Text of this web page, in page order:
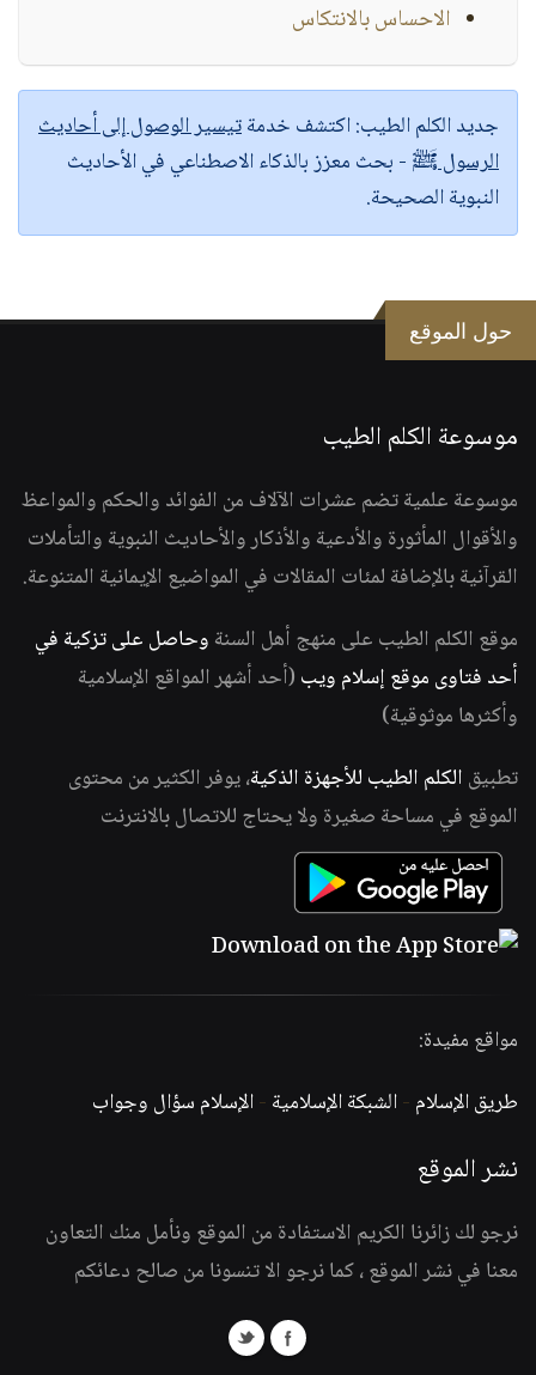
الاحساس بالانتكاس
جديد الكلم الطيب:اكتشف خدمةتيسير الوصول إلى أحاديث
الرسول ﷺ - بحث معزز بالذكاء الاصطناعي في الأحاديث
النبوية الصحيحة.
حول الموقع
موسوعة الكلم الطيب
موسوعة علمية تضم عشرات الآلاف من الفوائد والحكم والمواعظ
والأقوال المأثورة والأدعية والأذكار والأحاديث النبوية والتأملات
القرآنية بالإضافة لمئات المقالات في المواضيع الإيمانية المتنوعة.
موقع الكلم الطيب على منهج أهل السنة وحاصل على تزكية في
أحد فتاوى موقع إسلام ويب (أحد أشهر المواقع الإسلامية
وأكثرها موثوقية)
تطبيق الكلم الطيب للأجهزة الذكية، يوفر الكثير من محتوى
الموقع في مساحة صغيرة ولا يحتاج للاتصال بالانترنت
مواقع مفيدة:
طريق الإسلام -الشبكة الإسلامية -الإسلام سؤال وجواب
نشر الموقع
نرجو لك زائرنا الكريم الاستفادة من الموقع ونأمل منك التعاون
معنا في نشر الموقع ، كما نرجو الا تنسونا من صالح دعائكم